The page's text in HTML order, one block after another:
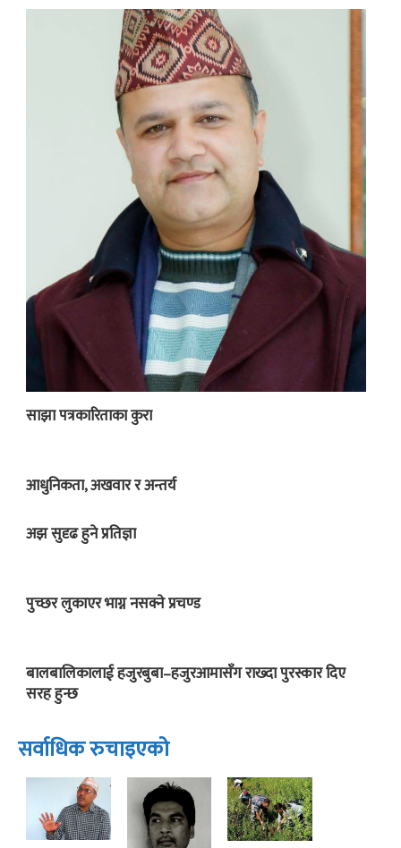
साझा पत्रकारिताका कुरा
आधुनिकता, अखवार र अन्तर्य
अझ सुदृढ हुने प्रतिज्ञा
पुच्छर लुकाएर भाग्न नसक्ने प्रचण्ड
बालबालिकालाई हजुरबुबा–हजुरआमासँग राख्दा पुरस्कार दिए
सरह हुन्छ
सर्वाधिक रुचाइएको